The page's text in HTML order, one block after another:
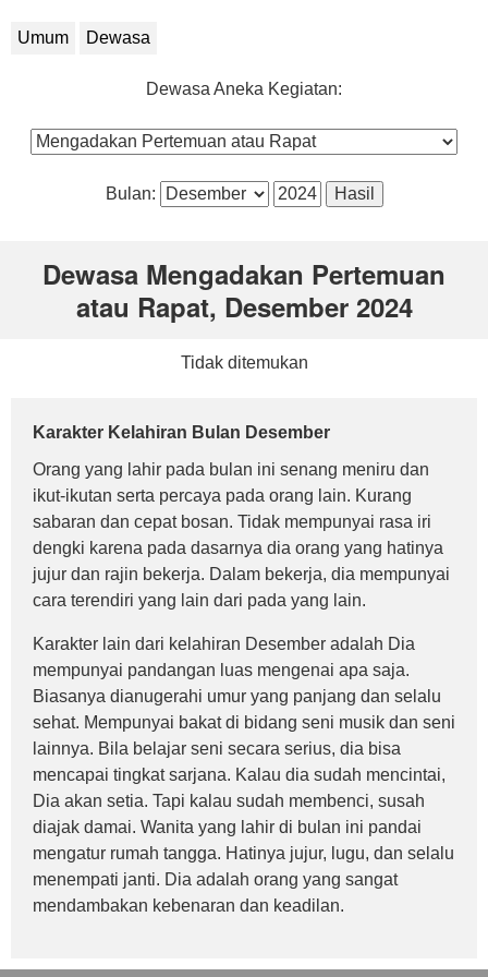
Umum Dewasa
Dewasa Aneka Kegiatan:
Bulan:
Dewasa Mengadakan Pertemuan
atau Rapat, Desember 2024
Tidak ditemukan
Karakter Kelahiran Bulan Desember
Orang yang lahir pada bulan ini senang meniru dan
ikut-ikutan serta percaya pada orang lain. Kurang
sabaran dan cepat bosan. Tidak mempunyai rasa iri
dengki karena pada dasarnya dia orang yang hatinya
jujur dan rajin bekerja. Dalam bekerja, dia mempunyai
cara terendiri yang lain dari pada yang lain.
Karakter lain dari kelahiran Desember adalah Dia
mempunyai pandangan luas mengenai apa saja.
Biasanya dianugerahi umur yang panjang dan selalu
sehat. Mempunyai bakat di bidang seni musik dan seni
lainnya. Bila belajar seni secara serius, dia bisa
mencapai tingkat sarjana. Kalau dia sudah mencintai,
Dia akan setia. Tapi kalau sudah membenci, susah
diajak damai. Wanita yang lahir di bulan ini pandai
mengatur rumah tangga. Hatinya jujur, lugu, dan selalu
menempati janti. Dia adalah orang yang sangat
mendambakan kebenaran dan keadilan.